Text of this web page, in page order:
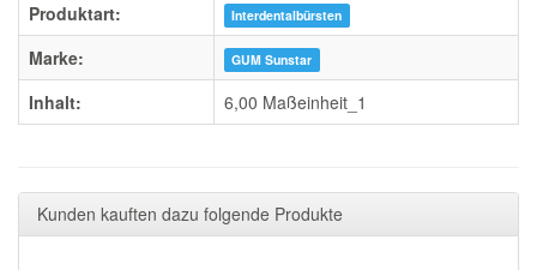
Produktart: Interdentalbürsten
Marke: GUM Sunstar
Inhalt: 6,00 Maßeinheit_1
Kunden kauften dazu folgende Produkte